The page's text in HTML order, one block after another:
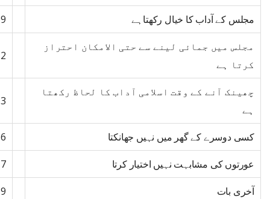
مجلس کے آداب کا خیال رکھتاہے
مجلس میں جمائی لینے سے حتی الامکان احتراز
کرتا ہے
چھینک آنے کے وقت اسلامی آداب کا لحاظ رکھتا
ہے
کسی دوسرے کے گھر میں نہیں جھانکتا
عورتوں کی مشابہت نہیں اختیار کرتا
آخری بات